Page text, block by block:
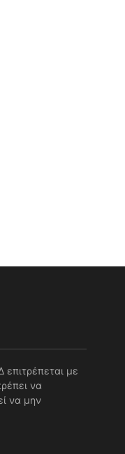
με
να
να μην